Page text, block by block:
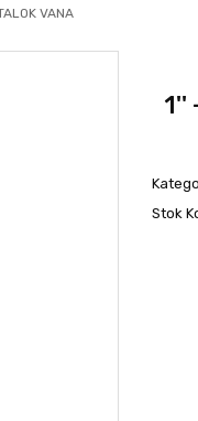
VANA
1''
Stok